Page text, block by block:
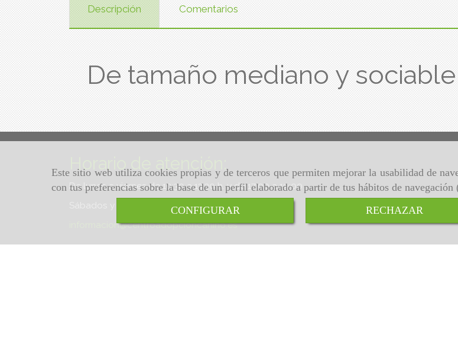
Este sitio web utiliza cookies propias y de terceros que permiten mejorar la usabilidad de
con tus preferencias sobre la base de un perfil elaborado a partir de tus hábitos de
CONFIGURAR
RECHAZAR
Descripción Comentarios
De tamaño mediano y sociable
De lunes a viernes de 10:30 a 13:30 h. y de 17:00 a 19:00
Sábados y domingos de 10:30 a 13:30 h.
informacion
centroadopcioncanino.es